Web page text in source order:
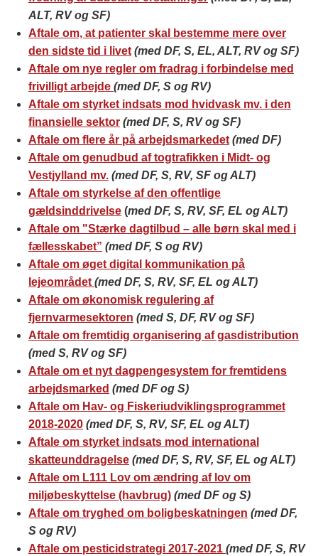
ALT, RV og SF)
Aftale om, at patienter skal bestemme mere over
den sidste tid i livet (med DF, S, EL, ALT, RV og SF)
Aftale om nye regler om fradrag i forbindelse med
frivilligt arbejde (med DF, S og RV)
Aftale om styrket indsats mod hvidvask mv. i den
finansielle sektor (med DF, S, RV og SF)
Aftale om flere år på arbejdsmarkedet (med DF)
Aftale om genudbud af togtrafikken i Midt- og
Vestjylland mv. (med DF, S, RV, SF og ALT)
Aftale om styrkelse af den offentlige
gældsinddrivelse (med DF, S, RV, SF, EL og ALT)
Aftale om "Stærke dagtilbud – alle børn skal med i
fællesskabet” (med DF, S og RV)
Aftale om øget digital kommunikation på
lejeområdet (med DF, S, RV, SF, EL og ALT)
Aftale om økonomisk regulering af
fjernvarmesektoren (med S, DF, RV og SF)
Aftale om fremtidig organisering af gasdistribution
(med S, RV og SF)
Aftale om et nyt dagpengesystem for fremtidens
arbejdsmarked (med DF og S)
Aftale om Hav- og Fiskeriudviklingsprogrammet
2018-2020 (med DF, S, RV, SF, EL og ALT)
Aftale om styrket indsats mod international
skatteunddragelse (med DF, S, RV, SF, EL og ALT)
Aftale om L111 Lov om ændring af lov om
miljøbeskyttelse (havbrug) (med DF og S)
Aftale om tryghed om boligbeskatningen (med DF,
S og RV)
Aftale om pesticidstrategi 2017-2021 (med DF, S, RV